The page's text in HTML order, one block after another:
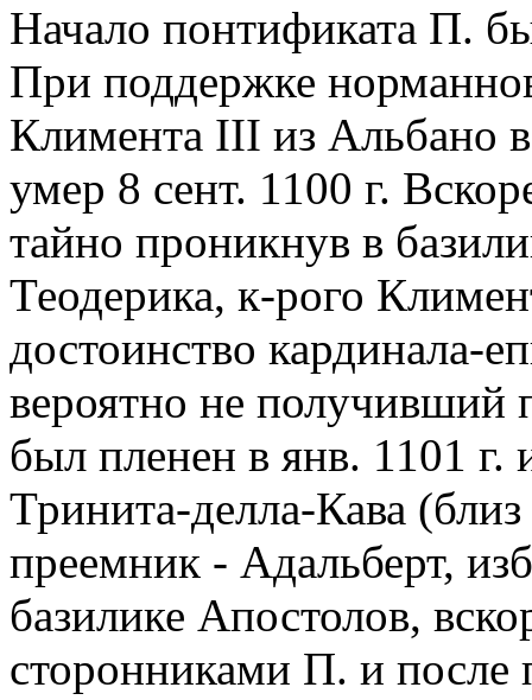
Начало понтификата П.
При поддержке
Климента III из Альбано в
умер 8 сент. 1100 г.
тайно проникнув в
Теодерика, к-рого
достоинство кардинала-
вероятно не получивший
был пленен в янв. 1101 г.
Тринита-делла-Кава
преемник - Адальберт,
базилике Апостолов,
сторонниками П. и после